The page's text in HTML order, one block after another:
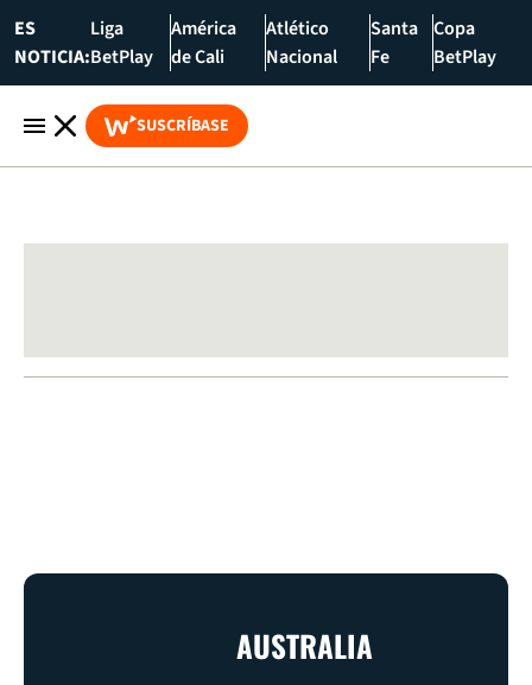
ES
NOTICIA:
Liga
BetPlay
América
de Cali
Atlético
Nacional
Santa
Fe
Copa
BetPlay
SUSCRÍBASE
AUSTRALIA